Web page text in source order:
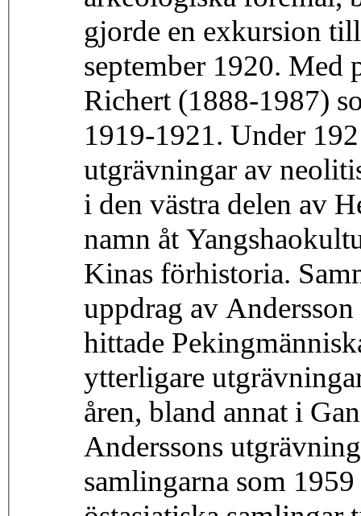
gjorde en exkursion
september 1920. Med
Richert (1888-1987)
1919-1921. Under
utgrävningar av
i den västra delen av
namn åt
Kinas förhistoria.
uppdrag av
hittade
ytterligare
åren, bland annat i
Anderssons
samlingarna som